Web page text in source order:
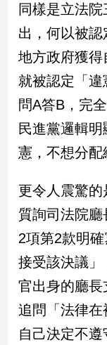
國
會
點
觀
點
兩
國
際
會/
地
方
新
冠
毒
同樣是立法
出，何以被
地方政府獲
就被認定「違
問A答B，完
民進黨邏輯
憲，不想分配
更令人震驚
質詢司法院
2項第2款明
接受該決議
官出身的廳
追問「法律
自己決定不遵